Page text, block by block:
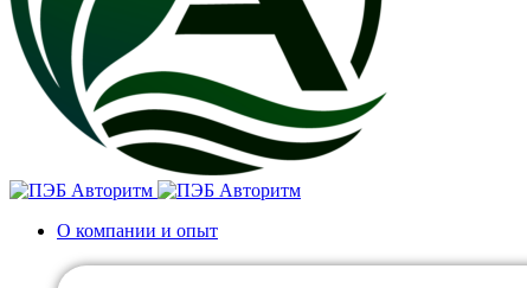
О компании и опыт